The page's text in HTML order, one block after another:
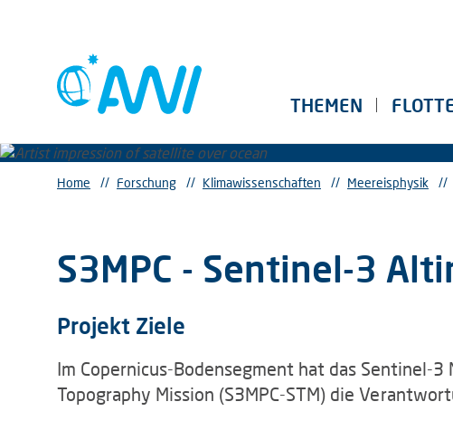
THEMEN
Home // Forschung // Klimawissenschaften // Meereisphysik //
S3MPC - Sentinel-3
Projekt Ziele
Im Copernicus-Bodensegment hat das Sentinel-
Topography Mission (S3MPC-STM) die